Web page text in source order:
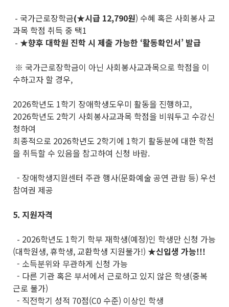
- 국가근로장학금(★시급 12,790원) 수혜 혹은 사회봉사 교
과목 학점 취득 중 택1
- ★향후 대학원 진학 시 제출 가능한 ‘활동확인서’ 발급
※ 국가근로장학금이 아닌 사회봉사교과목으로 학점을 이
수하고자 할 경우,
2026학년도 1학기 장애학생도우미 활동을 진행하고,
2026학년도 2학기 사회봉사교과목 학점을 비워두고 수강신
청하여
최종적으로 2026학년도 2학기에 1학기 활동분에 대한 학점
을 취득할 수 있음을 참고하여 신청 바람.
- 장애학생지원센터 주관 행사(문화예술 공연 관람 등) 우선
참여권 제공
5. 지원자격
- 2026학년도 1학기 학부 재학생(예정)인 학생만 신청 가능
(대학원생, 휴학생, 교환학생 지원불가!) ★신입생 가능!!!
- 소득분위와 무관하게 신청 가능
- 다른 기관 혹은 부서에서 근로하고 있지 않은 학생(중복
근로 불가)
- 직전학기 성적 70점(C0 수준) 이상인 학생